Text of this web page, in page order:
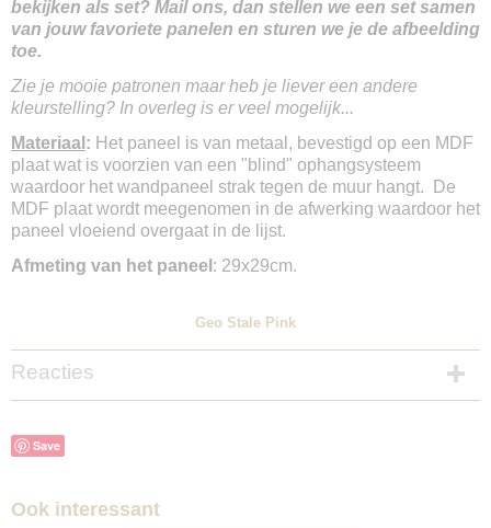
bekijken als set? Mail ons, dan stellen we een set samen
van jouw favoriete panelen en sturen we je de afbeelding
toe.
Zie je mooie patronen maar heb je liever een andere
kleurstelling? In overleg is er veel mogelijk...
Materiaal : Het paneel is van metaal, bevestigd op een MDF
plaat wat is voorzien van een "blind" ophangsysteem
waardoor het wandpaneel strak tegen de muur hangt. De
MDF plaat wordt meegenomen in de afwerking waardoor het
paneel vloeiend overgaat in de lijst.
Afmeting van het paneel : 29x29cm.
Geo Stale Pink
Reacties
Save
Ook interessant